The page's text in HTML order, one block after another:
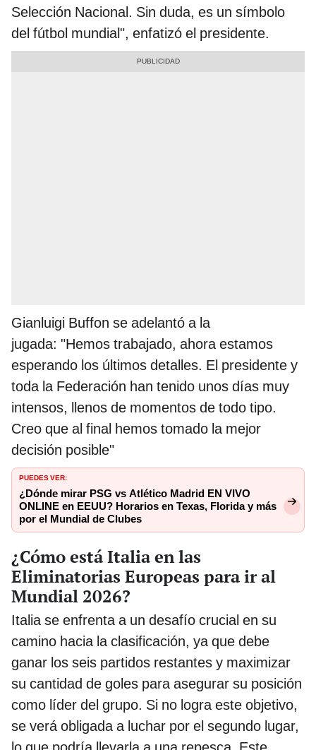
Selección Nacional. Sin duda, es un símbolo
del fútbol mundial", enfatizó el presidente.
Gianluigi Buffon se adelantó a la
jugada: "Hemos trabajado, ahora estamos
esperando los últimos detalles. El presidente y
toda la Federación han tenido unos días muy
intensos, llenos de momentos de todo tipo.
Creo que al final hemos tomado la mejor
decisión posible"
PUEDES VER:
¿Dónde mirar PSG vs Atlético Madrid EN VIVO
ONLINE en EEUU? Horarios en Texas, Florida y más
por el Mundial de Clubes
¿Cómo está Italia en las
Eliminatorias Europeas para ir al
Mundial 2026?
Italia se enfrenta a un desafío crucial en su
camino hacia la clasificación, ya que debe
ganar los seis partidos restantes y maximizar
su cantidad de goles para asegurar su posición
como líder del grupo. Si no logra este objetivo,
se verá obligada a luchar por el segundo lugar,